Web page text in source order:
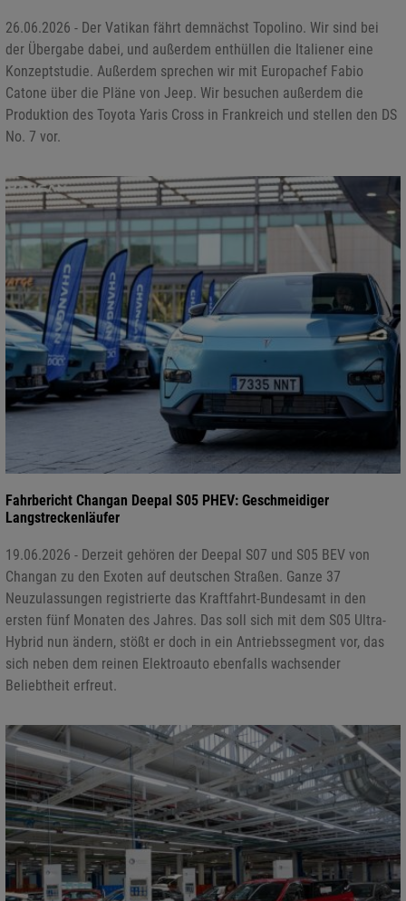
26.06.2026 - Der Vatikan fährt demnächst Topolino. Wir sind bei
der Übergabe dabei, und außerdem enthüllen die Italiener eine
Konzeptstudie. Außerdem sprechen wir mit Europachef Fabio
Catone über die Pläne von Jeep. Wir besuchen außerdem die
Produktion des Toyota Yaris Cross in Frankreich und stellen den DS
No. 7 vor.
Fahrbericht Changan Deepal S05 PHEV: Geschmeidiger
Langstreckenläufer
19.06.2026 - Derzeit gehören der Deepal S07 und S05 BEV von
Changan zu den Exoten auf deutschen Straßen. Ganze 37
Neuzulassungen registrierte das Kraftfahrt-Bundesamt in den
ersten fünf Monaten des Jahres. Das soll sich mit dem S05 Ultra-
Hybrid nun ändern, stößt er doch in ein Antriebssegment vor, das
sich neben dem reinen Elektroauto ebenfalls wachsender
Beliebtheit erfreut.